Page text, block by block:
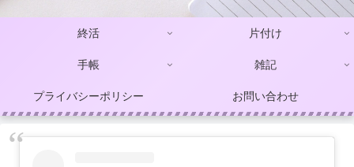
終活 片付け
手帳 雑記
プライバシーポリシー お問い合わせ